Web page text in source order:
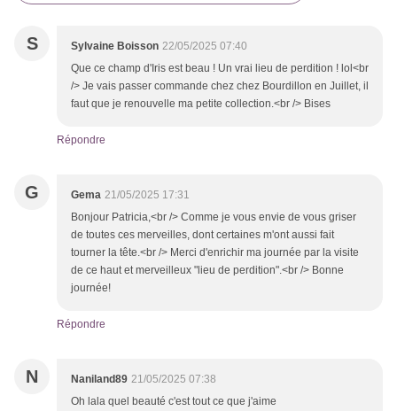
S Sylvaine Boisson 22/05/2025 07:40
Que ce champ d'Iris est beau ! Un vrai lieu de perdition ! lol<br
/> Je vais passer commande chez chez Bourdillon en Juillet, il
faut que je renouvelle ma petite collection.<br /> Bises
Répondre
G Gema 21/05/2025 17:31
Bonjour Patricia,<br /> Comme je vous envie de vous griser
de toutes ces merveilles, dont certaines m'ont aussi fait
tourner la tête.<br /> Merci d'enrichir ma journée par la visite
de ce haut et merveilleux "lieu de perdition".<br /> Bonne
journée!
Répondre
N Naniland89 21/05/2025 07:38
Oh lala quel beauté c'est tout ce que j'aime